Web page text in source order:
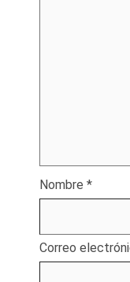
Nombre *
Correo